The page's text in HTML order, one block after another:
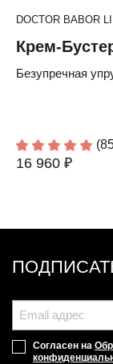
DOCTOR BABOR
Крем-
Безупречная
16 960 ₽
Согласен на